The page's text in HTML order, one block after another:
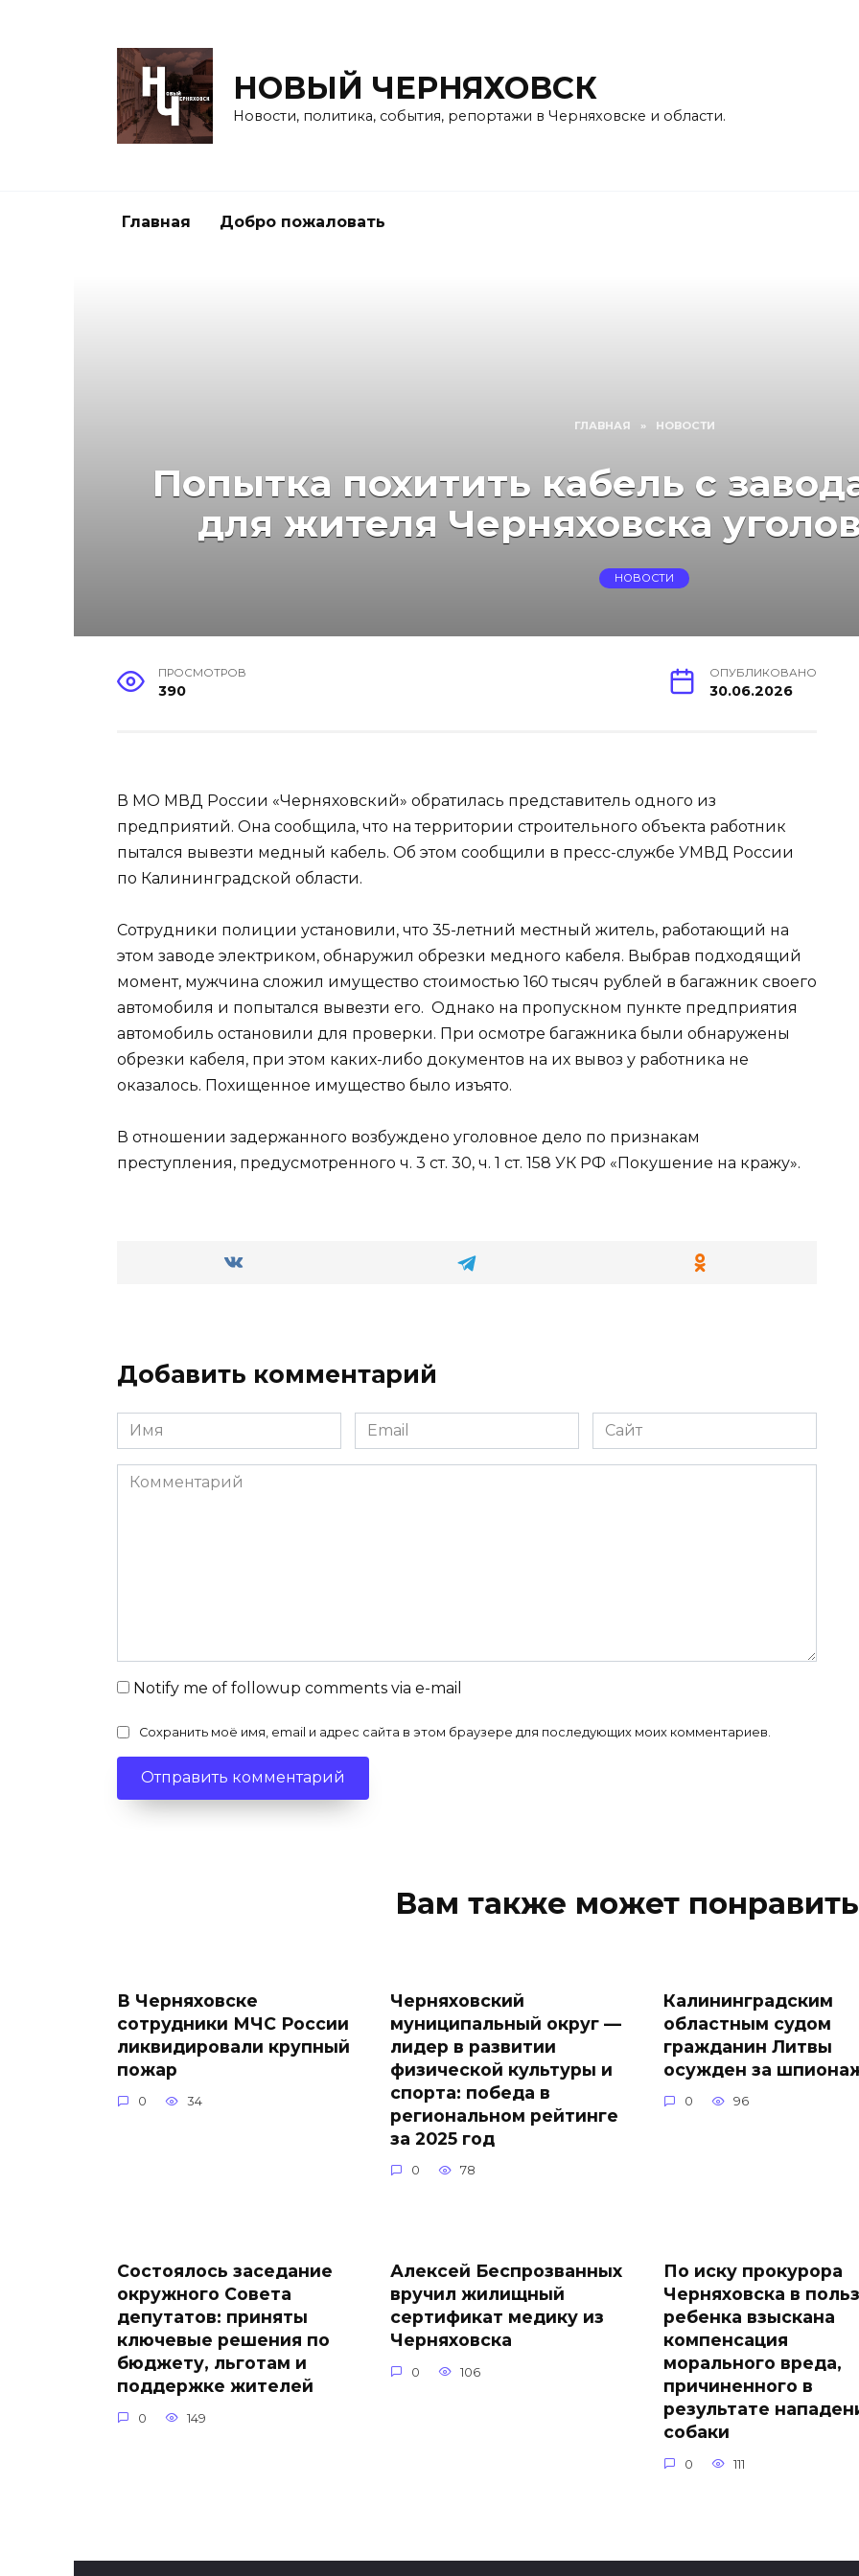
НОВЫЙ ЧЕРНЯХОВСК
Новости, политика, события, репортажи в Черняховске и области.
Главная Добро пожаловать
ГЛАВНАЯ » НОВОСТИ
Попытка похитить кабель с
для жителя Черняховска
НОВОСТИ
ПРОСМОТРОВ
390
ОПУБЛИКОВАНО
30.06.2026
В МО МВД России «Черняховский» обратилась представитель одного из
предприятий. Она сообщила, что на территории строительного объекта работник
пытался вывезти медный кабель. Об этом сообщили в пресс-службе УМВД России
по Калининградской области.
Сотрудники полиции установили, что 35-летний местный житель, работающий на
этом заводе электриком, обнаружил обрезки медного кабеля. Выбрав подходящий
момент, мужчина сложил имущество стоимостью 160 тысяч рублей в багажник своего
автомобиля и попытался вывезти его. Однако на пропускном пункте предприятия
автомобиль остановили для проверки. При осмотре багажника были обнаружены
обрезки кабеля, при этом каких-либо документов на их вывоз у работника не
оказалось. Похищенное имущество было изъято.
В отношении задержанного возбуждено уголовное дело по признакам
преступления, предусмотренного ч. 3 ст. 30, ч. 1 ст. 158 УК РФ «Покушение на кражу».
Добавить комментарий
Имя Email Сайт
Комментарий
Notify me of followup comments via e-mail
Сохранить моё имя, email и адрес сайта в этом браузере для последующих моих комментариев.
Вам также может
В Черняховске
сотрудники МЧС России
ликвидировали крупный
пожар
0 34
Черняховский
муниципальный округ —
лидер в развитии
физической культуры и
спорта: победа в
региональном рейтинге
за 2025 год
0 78
Калининградским
областным судом
гражданин Литвы
осужден за
0 96
Состоялось заседание
окружного Совета
депутатов: приняты
ключевые решения по
бюджету, льготам и
поддержке жителей
0 149
Алексей Беспрозванных
вручил жилищный
сертификат медику из
Черняховска
0 106
По иску прокурора
Черняховска в
ребенка взыскана
компенсация
морального вреда,
причиненного в
результате
собаки
0 111